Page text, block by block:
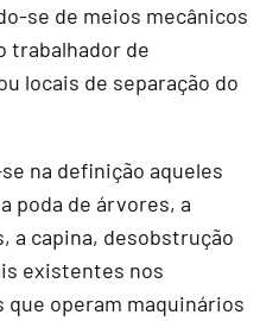
se de meios mecânicos
trabalhador de
locais de separação do
na definição aqueles
poda de árvores, a
a capina, desobstrução
existentes nos
operam maquinários